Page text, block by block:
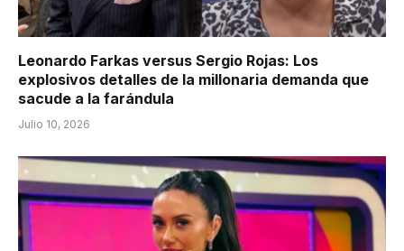
Leonardo Farkas versus Sergio Rojas: Los
explosivos detalles de la millonaria demanda que
sacude a la farándula
Julio 10, 2026